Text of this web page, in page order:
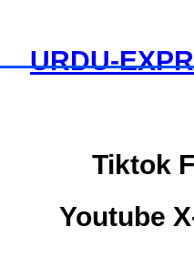
Tiktok
Youtube